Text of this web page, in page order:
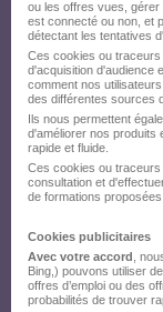
ou les offres vues, gérer
est connecté ou non, et
détectant les tentatives
Ces cookies ou
d'acquisition d'audience
comment nos
des différentes sources
Ils nous permettent
d'améliorer nos produits
rapide et fluide.
Ces cookies ou
consultation et
de formations proposées.
Cookies publicitaires
Avec votre accord ,
Bing,) pouvons utiliser
offres d’emploi ou des
probabilités de trouver